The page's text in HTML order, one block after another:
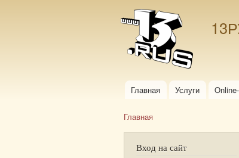
Главное меню
Главная Услуги
Главная
Вход на сайт